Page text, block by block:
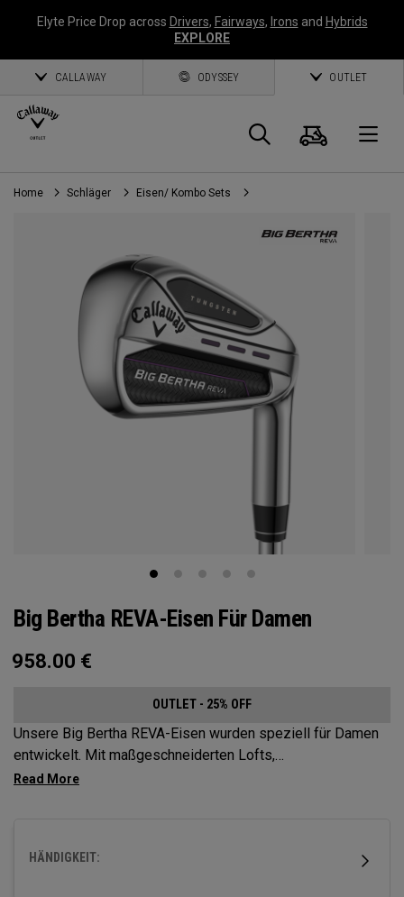
Elyte Price Drop across Drivers, Fairways, Irons and Hybrids
EXPLORE
CALLAWAY ODYSSEY OUTLET
Suche
Home Schläger Eisen/ Kombo Sets
Big Bertha REVA-Eisen Für Damen
958.00 €
OUTLET - 25% OFF
Unsere Big Bertha REVA-Eisen wurden speziell für Damen
entwickelt. Mit maßgeschneiderten Lofts,
Schwunggewichten, Schäften und sogar Wolfram wurden
HÄNDIGKEIT: